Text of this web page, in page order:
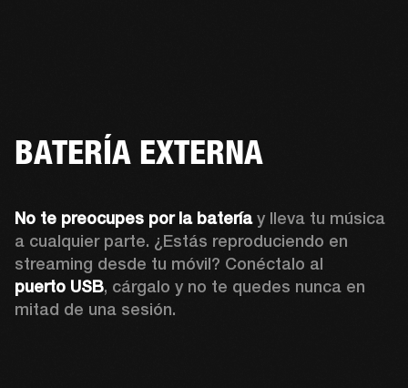
BATERÍA EXTERNA
No te preocupes por la batería y lleva tu música
a cualquier parte. ¿Estás reproduciendo en
puerto USB, cárgalo y no te quedes nunca en
mitad de una sesión.